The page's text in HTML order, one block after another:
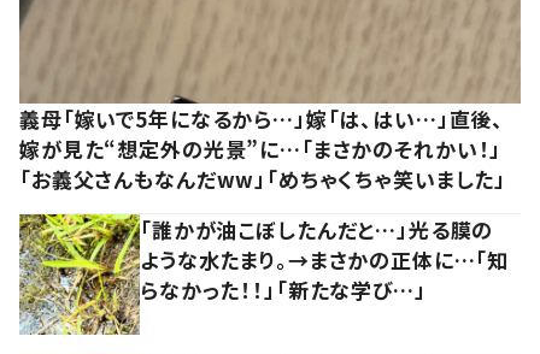
義母「嫁いで5年になるから…」嫁「は、はい…」直後、
嫁が見た“想定外の光景”に…「まさかのそれかい！」
「お義父さんもなんだww」「めちゃくちゃ笑いました」
「誰かが油こぼしたんだと…」光る膜の
ような水たまり。→まさかの正体に…「知
らなかった！！」「新たな学び…」